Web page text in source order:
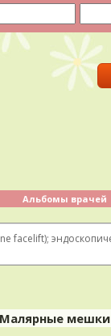
Альбомы врачей
facelift);
Малярные мешки